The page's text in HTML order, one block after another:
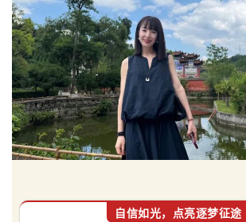
自信如光，点亮逐梦征途